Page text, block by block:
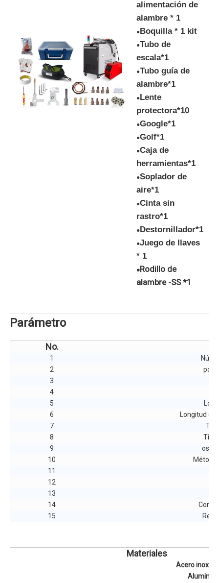
alimentación de
alambre * 1
● Boquilla * 1 kit
●Tubo de
escala*1
●Tubo guía de
alambre*1
● Lente
protectora*10
●Google*1
●Golf*1
●Caja de
herramientas*1
●Soplador de
aire*1
●Cinta sin
rastro*1
● Destornillador*1
●Juego de llaves
* 1
●Rodillo de
alambre -SS *1
Parámetro
No.
1
2
3
4
5
6
Longitud
7
8
Tipo
9
10
11
12
13
14
15
Materiales
Acero
Aluminio